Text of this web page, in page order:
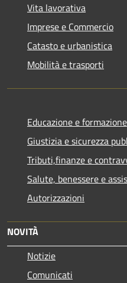
Vita lavorativa
Imprese e Commercio
Catasto e urbanistica
Mobilità e trasporti
Educazione e formazione
Giustizia e sicurezza
Tributi,finanze e
Salute, benessere e
Autorizzazioni
NOVITÀ
Notizie
Comunicati